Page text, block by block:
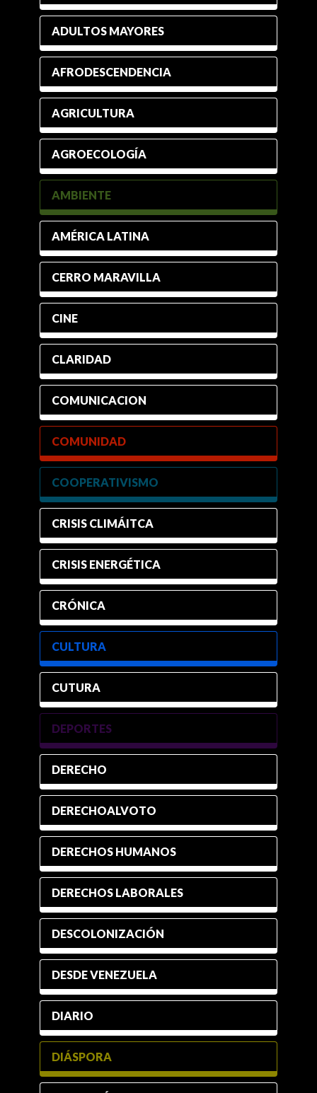
ADULTOS MAYORES
AFRODESCENDENCIA
AGRICULTURA
AGROECOLOGÍA
AMBIENTE
AMÉRICA LATINA
CERRO MARAVILLA
CINE
CLARIDAD
COMUNICACION
COMUNIDAD
COOPERATIVISMO
CRISIS CLIMÁITCA
CRISIS ENERGÉTICA
CRÓNICA
CULTURA
CUTURA
DEPORTES
DERECHO
DERECHOALVOTO
DERECHOS HUMANOS
DERECHOS LABORALES
DESCOLONIZACIÓN
DESDE VENEZUELA
DIARIO
DIÁSPORA